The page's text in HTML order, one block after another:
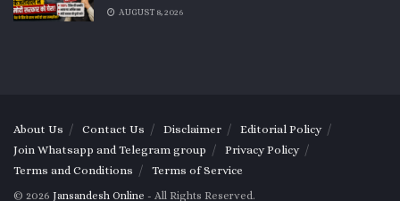
AUGUST 8, 2026
About Us Contact Us Disclaimer
Editorial Policy
Join Whatsapp and Telegram group
Privacy Policy
Terms and Conditions
Terms of Service
© 2026 Jansandesh Online - All Rights Reserved.